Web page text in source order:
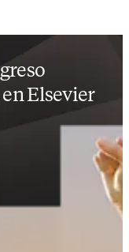
Elsevier